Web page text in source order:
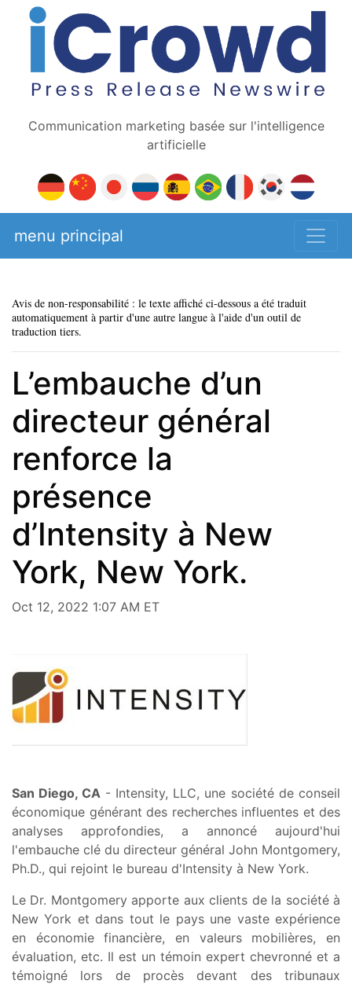
Communication marketing basée sur l'intelligence
artificielle
menu principal
Avis de non-responsabilité : le texte affiché ci-dessous a été traduit
automatiquement à partir d'une autre langue à l'aide d'un outil de
traduction tiers.
L’embauche d’un
directeur général
renforce la
présence
d’Intensity à New
York, New York.
Oct 12, 2022 1:07 AM ET
San Diego, CA - Intensity, LLC, une société de conseil
économique générant des recherches influentes et des
analyses approfondies, a annoncé aujourd'hui
l'embauche clé du directeur général John Montgomery,
Ph.D., qui rejoint le bureau d'Intensity à New York.
Le Dr. Montgomery apporte aux clients de la société à
New York et dans tout le pays une vaste expérience
en économie financière, en valeurs mobilières, en
évaluation, etc. Il est un témoin expert chevronné et a
témoigné lors de procès devant des tribunaux